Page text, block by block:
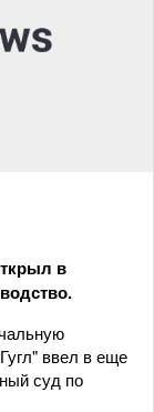
в
ввел в еще
суд по